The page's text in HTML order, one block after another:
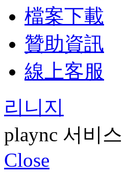
檔案下載
贊助資訊
線上客服
리니지
plaync 서비스
Close